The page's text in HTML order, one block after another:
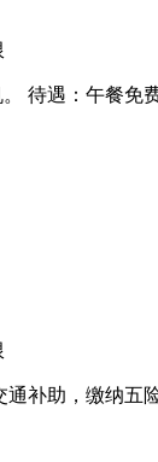
待遇：午餐免
补助，缴纳五